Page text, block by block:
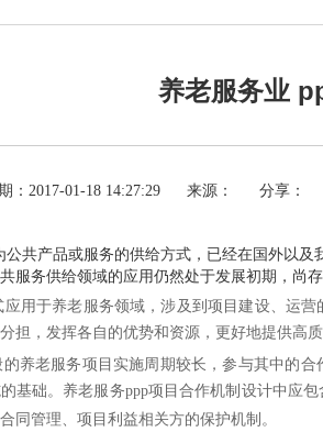
养老服务业
：2017-01-18 14:27:29 来源： 分享：
公共产品或服务的供给方式，已经在国外以
服务供给领域的应用仍然处于发展初期，尚
用于养老服务领域，涉及到项目建设、运营
担，发挥各自的优势和资源，更好地提供高
的养老服务项目实施周期较长，参与其中的
基础。养老服务ppp项目合作机制设计中应
同管理、项目利益相关方的保护机制。